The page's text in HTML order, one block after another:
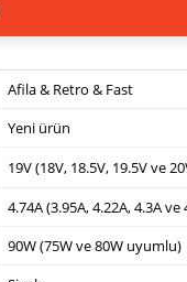
Afila & Retro & Fast
Yeni ürün
19V (18V, 18.5V, 19.5V ve
4.74A (3.95A, 4.22A, 4.3A
90W (75W ve 80W uyumlu)